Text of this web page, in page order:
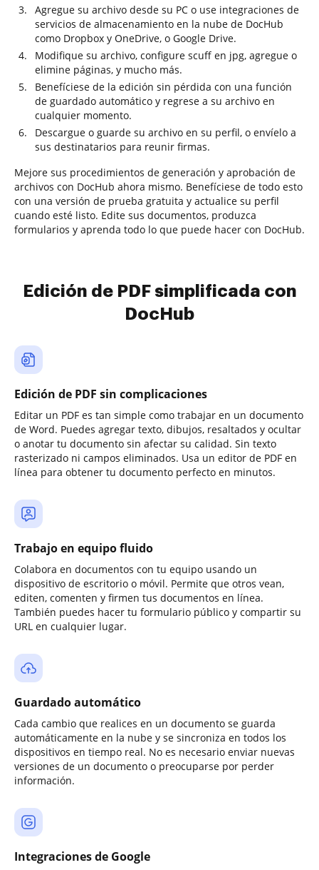
Agregue su archivo desde su PC o use integraciones de
servicios de almacenamiento en la nube de DocHub
como Dropbox y OneDrive, o Google Drive.
Modifique su archivo, configure scuff en jpg, agregue o
elimine páginas, y mucho más.
Benefíciese de la edición sin pérdida con una función
de guardado automático y regrese a su archivo en
cualquier momento.
Descargue o guarde su archivo en su perfil, o envíelo a
sus destinatarios para reunir firmas.
Mejore sus procedimientos de generación y aprobación de
archivos con DocHub ahora mismo. Benefíciese de todo esto
con una versión de prueba gratuita y actualice su perfil
cuando esté listo. Edite sus documentos, produzca
formularios y aprenda todo lo que puede hacer con DocHub.
Edición de PDF simplificada con
DocHub
Edición de PDF sin complicaciones
Editar un PDF es tan simple como trabajar en un documento
de Word. Puedes agregar texto, dibujos, resaltados y ocultar
o anotar tu documento sin afectar su calidad. Sin texto
rasterizado ni campos eliminados. Usa un editor de PDF en
línea para obtener tu documento perfecto en minutos.
Trabajo en equipo fluido
Colabora en documentos con tu equipo usando un
dispositivo de escritorio o móvil. Permite que otros vean,
editen, comenten y firmen tus documentos en línea.
También puedes hacer tu formulario público y compartir su
URL en cualquier lugar.
Guardado automático
Cada cambio que realices en un documento se guarda
automáticamente en la nube y se sincroniza en todos los
dispositivos en tiempo real. No es necesario enviar nuevas
versiones de un documento o preocuparse por perder
información.
Integraciones de Google